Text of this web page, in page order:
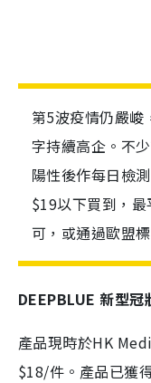
第5波疫情仍嚴
字持續高企。不
陽性後作每日檢
$19以下買到，
可，或通過歐盟
DEEPBLUE 新型
產品現時於HK
$18/件。產品已獲